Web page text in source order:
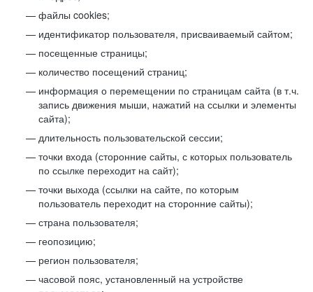
файлы cookies;
идентификатор пользователя, присваиваемый сайтом;
посещенные страницы;
количество посещений страниц;
информация о перемещении по страницам сайта (в т.ч.
запись движения мыши, нажатий на ссылки и элементы
сайта);
длительность пользовательской сессии;
точки входа (сторонние сайты, с которых пользователь
по ссылке переходит на сайт);
точки выхода (ссылки на сайте, по которым
пользователь переходит на сторонние сайты);
страна пользователя;
геопозицию;
регион пользователя;
часовой пояс, установленный на устройстве